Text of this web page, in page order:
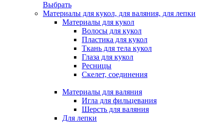
Выбрать
Материалы для кукол, для валяния, для лепки
Материалы для кукол
Волосы для кукол
Пластика для кукол
Ткань для тела кукол
Глаза для кукол
Ресницы
Скелет, соединения
Материалы для валяния
Игла для фильцевания
Шерсть для валяния
Для лепки